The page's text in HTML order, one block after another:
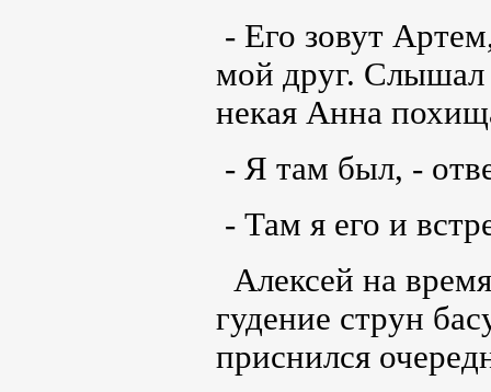
- Его зовут
мой друг. Слышал
некая Анна
- Я там был, -
- Там я его и
Алексей на
гудение струн
приснился